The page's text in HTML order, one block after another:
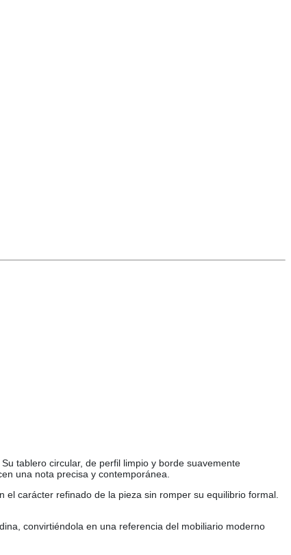
tablero circular, de perfil limpio y borde suavemente
una nota precisa y contemporánea.
carácter refinado de la pieza sin romper su equilibrio formal.
convirtiéndola en una referencia del mobiliario moderno